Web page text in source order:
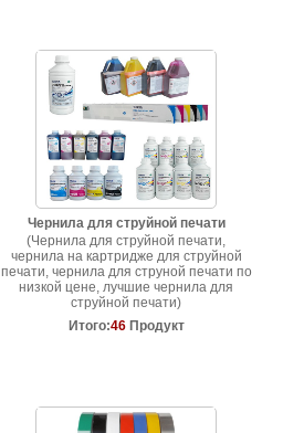
Чернила для струйной печати
(Чернила для струйной печати,
чернила на картридже для струйной
печати, чернила для струной печати по
низкой цене, лучшие чернила для
струйной печати)
Итого:46Продукт